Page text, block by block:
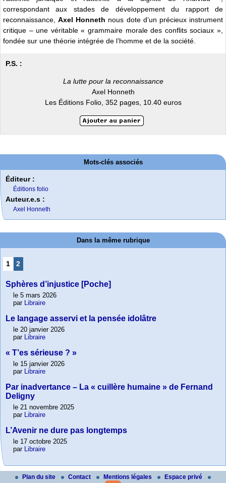
correspondant aux stades de développement du rapport de
reconnaissance,Axel Honneth nous dote d’un précieux instrument
critique – une véritable « grammaire morale des conflits sociaux »,
fondée sur une théorie intégrée de l’homme et de la société.
P.S. :
‌La lutte pour la reconnaissance
Axel Honneth
Les Éditions Folio, 352 pages, 10.40 euros
Mots-clés associés
Éditeur :
Éditions folio
Auteur.e.s :
Axel Honneth
Dans la même rubrique
1 2
Sphères d’injustice [Poche]
le 5 mars 2026
par Libraire
Le langage asservi et la pensée idolâtre
le 20 janvier 2026
par Libraire
« T’es sérieuse ? »
le 15 janvier 2026
par Libraire
Par inadvertance – La « cuillère humaine » de Fernand
Deligny
le 21 novembre 2025
par Libraire
L’Avenir ne dure pas longtemps
le 17 octobre 2025
par Libraire
Plan du site Contact Mentions légales Espace privé